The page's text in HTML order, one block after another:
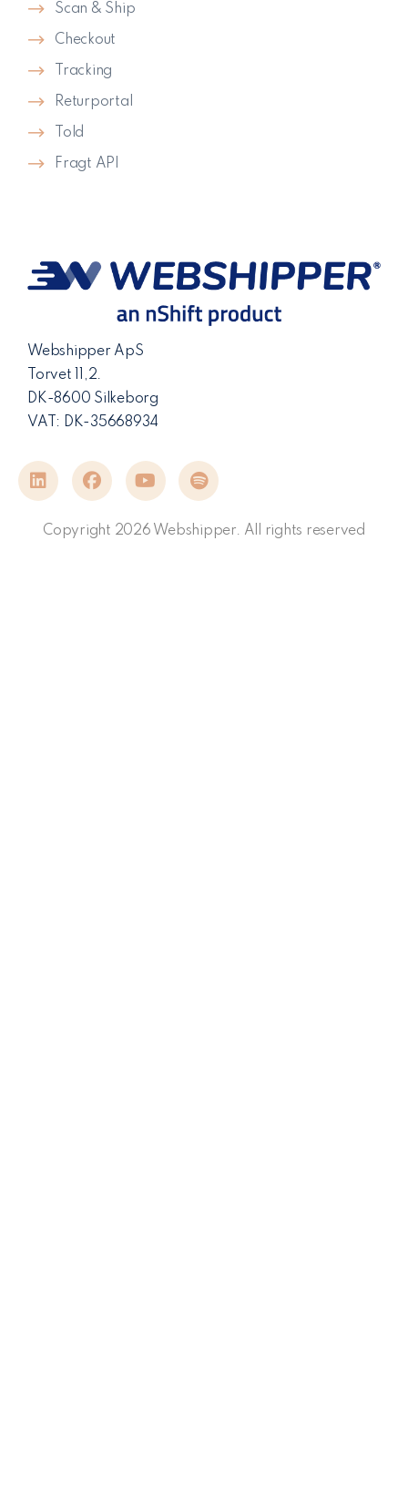
Webshipper ApS
Torvet 11,2.
DK-8600 Silkeborg
VAT: DK-35668934
Scan & Ship
Checkout
Tracking
Returportal
Told
Fragt API
Copyright 2026 Webshipper. All rights reserved